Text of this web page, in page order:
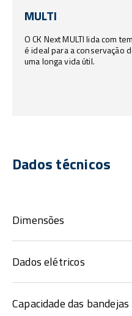
MULTI
O CK Next MULTI lida com
é ideal para a conservação
uma longa vida útil.
Dados técnicos
Dimensões
Dados elétricos
Capacidade das bandejas